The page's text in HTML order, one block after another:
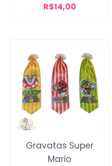
R$14,00
Gravatas Super
Mario